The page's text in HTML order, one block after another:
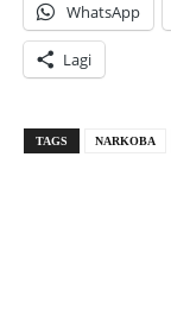
WhatsApp
Lagi
TAGS NARKOBA